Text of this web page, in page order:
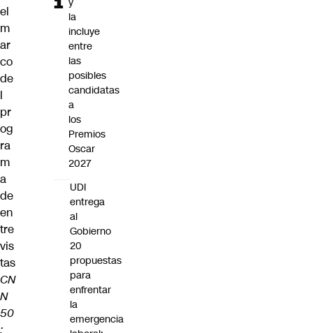
el
m
ar
co
de
l
pr
og
ra
m
a
de
en
tre
vis
tas
CN
N
50
la
incluye
entre
las
posibles
candidatas
a
los
Premios
Oscar
2027
UDI
entrega
al
Gobierno
20
propuestas
para
enfrentar
la
emergencia